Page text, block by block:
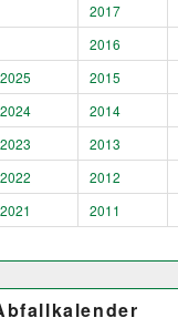
2017
2016
2025
2015
2024
2014
2023
2013
2022
2012
2021
2011